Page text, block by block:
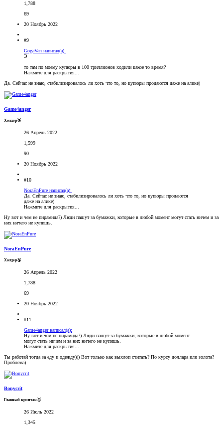
1,788
69
20 Ноябрь 2022
#9
GogaVan написал(а):
Э
то там по моему купюры в 100 триллионов ходили какое то время?
Нажмите для раскрытия...
Да. Сейчас не знаю, стабилизировалось ли хоть что то, но купюры продаются даже на алике)
Game4anger
Холдер🥉
26 Апрель 2022
1,599
90
20 Ноябрь 2022
#10
NoraEnPure написал(а):
Да. Сейчас не знаю, стабилизировалось ли хоть что то, но купюры продаются
даже на алике)
Нажмите для раскрытия...
Ну вот и чем не пирамида?) Люди пашут за бумажки, которые в любой момент могут стать ничем и за
них ничего не купишь.
NoraEnPure
Холдер🥉
26 Апрель 2022
1,788
69
20 Ноябрь 2022
#11
Game4anger написал(а):
Ну вот и чем не пирамида?) Люди пашут за бумажки, которые в любой момент
могут стать ничем и за них ничего не купишь.
Нажмите для раскрытия...
Ты работай тогда за еду и одежду))) Вот только как выхлоп считать? По курсу доллара или золота?
Проблема)
Bonycrit
Главный криптан🥇
26 Июль 2022
1,345